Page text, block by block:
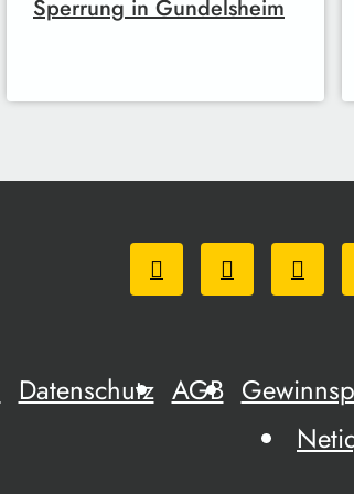
Sperrung in Gundelsheim
Datenschutz AGB